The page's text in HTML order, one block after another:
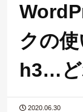
クの
h3…ど
2020.06.30